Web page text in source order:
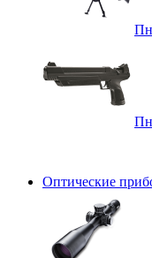
Оптические